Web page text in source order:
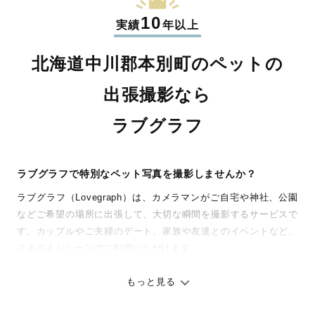
実績10年以上
北海道中川郡本別町のペットの
出張撮影なら
ラブグラフ
ラブグラフで特別なペット写真を撮影しませんか？
ラブグラフ（Lovegraph）は、カメラマンがご自宅や神社、公園
などご希望の場所に出張して、大切な瞬間を撮影するサービスで
す。カップルやご夫婦のデート、家族や友達とのイベントなど、
ありのままの空気感を大切に、何十年経っても見返したくなるよ
もっと見る